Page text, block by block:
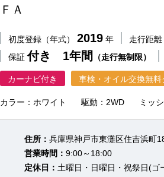
ＦＡ
初度登録（年式） 2019 年 走行距離
保証付き 1年間 （走行無制限）
カーナビ付き 車検・オイル交換無料
カラー：ホワイト 駆動：2WD ミッ
住所： 兵庫県神戸市東灘区住吉浜町
営業時間： 9:00～18:00
定休日： 土曜日・日曜日・祝祭日(ゴ